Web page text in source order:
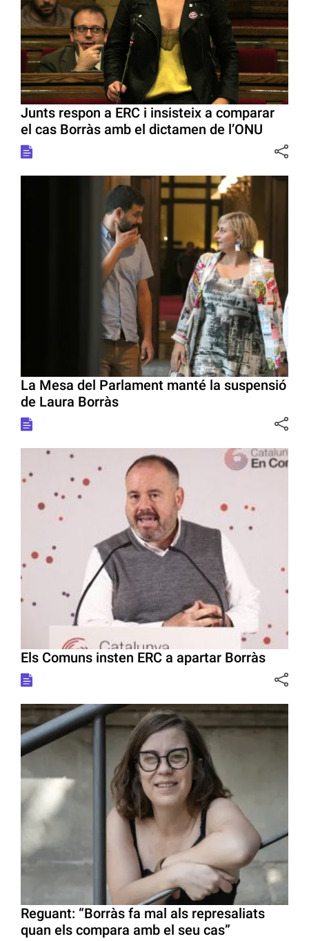
Junts respon a ERC i insisteix a comparar
el cas Borràs amb el dictamen de l’ONU
La Mesa del Parlament manté la suspensió
de Laura Borràs
Els Comuns insten ERC a apartar Borràs
Reguant: “Borràs fa mal als represaliats
quan els compara amb el seu cas”